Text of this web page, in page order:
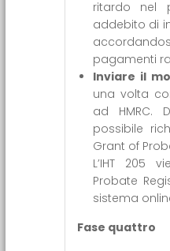
ritardo nel
addebito di
pagamenti
Inviare il
una volta
ad HMRC.
possibile
Grant of
L’IHT 205
Probate
sistema
Fase quattro